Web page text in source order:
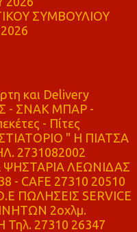
ΣΥΜΒΟΥΛΙΟΥ
και Delivery
- ΣΝΑΚ ΜΠΑΡ -
- Πίτες
" Η ΠΙΑΤΣΑ
2731082002
ΨΗΣΤΑΡΙΑ ΛΕΩΝΙΔΑΣ
- CAFE 27310 20510
ΠΩΛΗΣΕΙΣ SERVICE
2οχλμ.
Τηλ. 27310 26347